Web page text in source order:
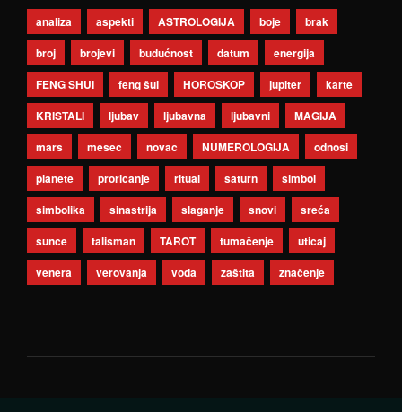
analiza aspekti ASTROLOGIJA boje
brak
broj
brojevi budućnost datum
energija
FENG SHUI
feng šui HOROSKOP jupiter
karte
KRISTALI
ljubav ljubavna ljubavni
MAGIJA
mars
mesec novac NUMEROLOGIJA
odnosi
planete
proricanje ritual saturn
simbol
simbolika
sinastrija slaganje snovi
sreća
sunce
talisman TAROT tumačenje
uticaj
venera
verovanja voda zaštita značenje